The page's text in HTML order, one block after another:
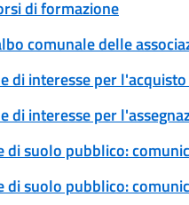
di formazione
comunale delle
di interesse per
di interesse per
di suolo pubblico:
di suolo pubblico: